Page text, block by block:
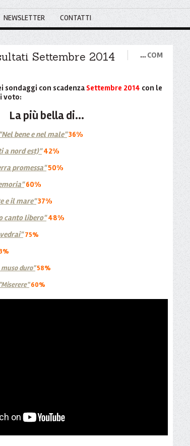
NEWSLETTER CONTATTI
Settembre 2014 … COM
sondaggi con scadenzaSettembre 2014 con le
voto:
La più bella di...
"Nel bene e nel male"36%
a nord est)" 42%
promessa"50%
60%
e il mare"37%
canto libero" 48%
75%
muso duro"58%
"Miserere" 60%